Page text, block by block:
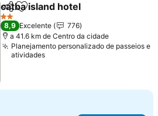
PartilharAdicionar aos favoritos
catba island hotel
2 Estrelas
8,9 Excelente
776
a 41.6 km de Centro da cidade
Planejamento personalizado de passeios e
atividades